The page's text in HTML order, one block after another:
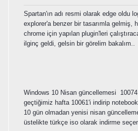
Spartan'ın adı resmi olarak edge oldu
explorer'a benzer bir tasarımla gelmiş,
chrome için yapılan plugin'leri
ilginç geldi, gelsin bir görelim bakalım..
Windows 10 Nisan güncellemesi
geçtiğimiz hafta 10061'i indirip
10 gün olmadan yenisi nisan
üstelikte türkçe iso olarak indirme